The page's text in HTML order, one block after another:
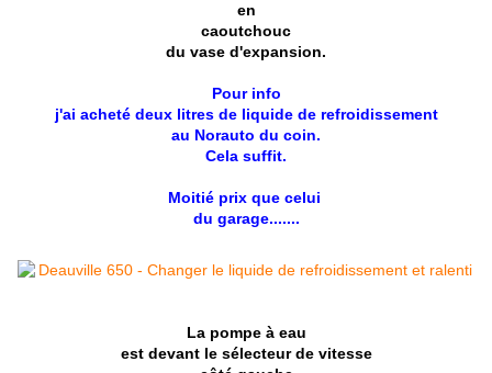
en
caoutchouc
du vase d'expansion.
Pour info
j'ai acheté deux litres de liquide de refroidissement
au Norauto du coin.
Cela suffit.
Moitié prix que celui
du garage.......
La pompe à eau
est devant le sélecteur de vitesse